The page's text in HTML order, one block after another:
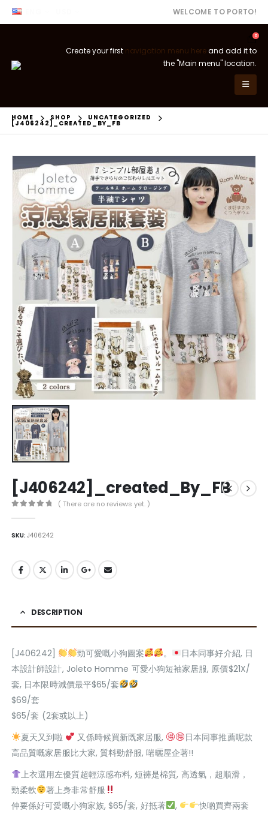
WELCOME TO PORTO!
0
Create your first navigation menu hereand add it to
the "Main menu" location.
HOME SHOP UNCATEGORIZED
[J406242]_CREATED_BY_FB
[J406242]_created_By_FB
( There are no reviews yet. )
SKU:J406242
DESCRIPTION
[J406242] 勁可愛嘅小狗圖案 。
日本同事好介紹, 日
本設計師設計, Joleto Homme 可愛小狗短袖家居服, 原價$21X/
套, 日本限時減價最平$65/套
$69/套
$65/套 (2套或以上)
夏天又到啦
又係時候買新既家居服,
日本同事推薦呢款
高品質嘅家居服比大家, 質料勁舒服, 啱曬屋企著!!
上衣選用左優質超輕涼感布料, 短褲是棉質, 高透氣，超順滑，
勁柔軟
著上身非常舒服
仲要係好可愛嘅小狗家族, $65/套, 好抵著
,
快啲買齊兩套